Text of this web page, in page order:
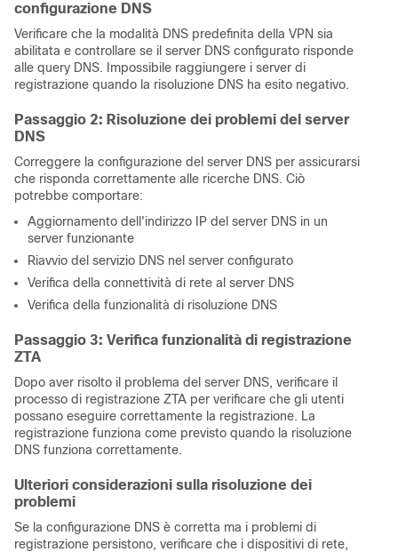
configurazione DNS
Verificare che la modalità DNS predefinita della VPN sia
abilitata e controllare se il server DNS configurato risponde
alle query DNS. Impossibile raggiungere i server di
registrazione quando la risoluzione DNS ha esito negativo.
Passaggio 2: Risoluzione dei problemi del server
DNS
Correggere la configurazione del server DNS per assicurarsi
che risponda correttamente alle ricerche DNS. Ciò
potrebbe comportare:
Aggiornamento dell'indirizzo IP del server DNS in un
server funzionante
Riavvio del servizio DNS nel server configurato
Verifica della connettività di rete al server DNS
Verifica della funzionalità di risoluzione DNS
Passaggio 3: Verifica funzionalità di registrazione
ZTA
Dopo aver risolto il problema del server DNS, verificare il
processo di registrazione ZTA per verificare che gli utenti
possano eseguire correttamente la registrazione. La
registrazione funziona come previsto quando la risoluzione
DNS funziona correttamente.
Ulteriori considerazioni sulla risoluzione dei
problemi
Se la configurazione DNS è corretta ma i problemi di
registrazione persistono, verificare che i dispositivi di rete,